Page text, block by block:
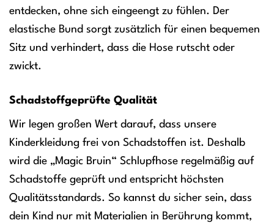
entdecken, ohne sich eingeengt zu fühlen. Der
elastische Bund sorgt zusätzlich für einen bequemen
Sitz und verhindert, dass die Hose rutscht oder
zwickt.
Schadstoffgeprüfte Qualität
Wir legen großen Wert darauf, dass unsere
Kinderkleidung frei von Schadstoffen ist. Deshalb
wird die „Magic Bruin“ Schlupfhose regelmäßig auf
Schadstoffe geprüft und entspricht höchsten
Qualitätsstandards. So kannst du sicher sein, dass
dein Kind nur mit Materialien in Berührung kommt,